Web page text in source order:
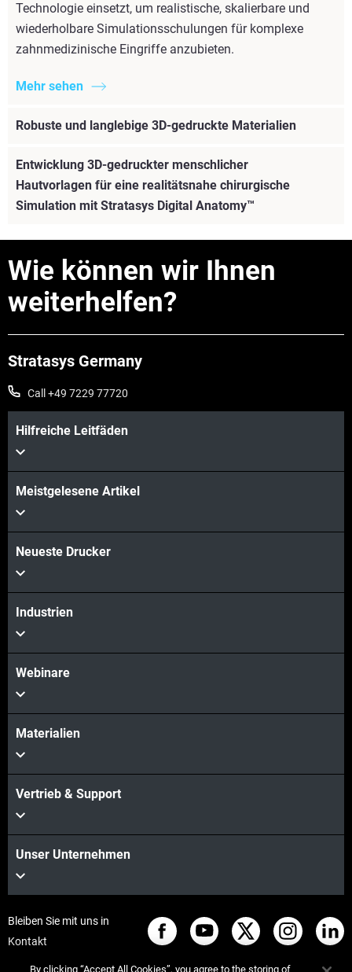
Technologie einsetzt, um realistische, skalierbare und
wiederholbare Simulationsschulungen für komplexe
zahnmedizinische Eingriffe anzubieten.
Mehr sehen
Robuste und langlebige 3D-gedruckte Materialien
Mehr sehen
Entwicklung 3D-gedruckter menschlicher
Hautvorlagen für eine realitätsnahe chirurgische
Simulation mit Stratasys Digital Anatomy™
Mehr sehen
Wie können wir Ihnen
weiterhelfen?
Stratasys Germany
Call +49 7229 77720
Hilfreiche Leitfäden
Meistgelesene Artikel
Neueste Drucker
Industrien
Webinare
Materialien
Vertrieb & Support
Unser Unternehmen
Bleiben Sie mit uns in
Kontakt
By clicking “Accept All Cookies”, you agree to the storing of